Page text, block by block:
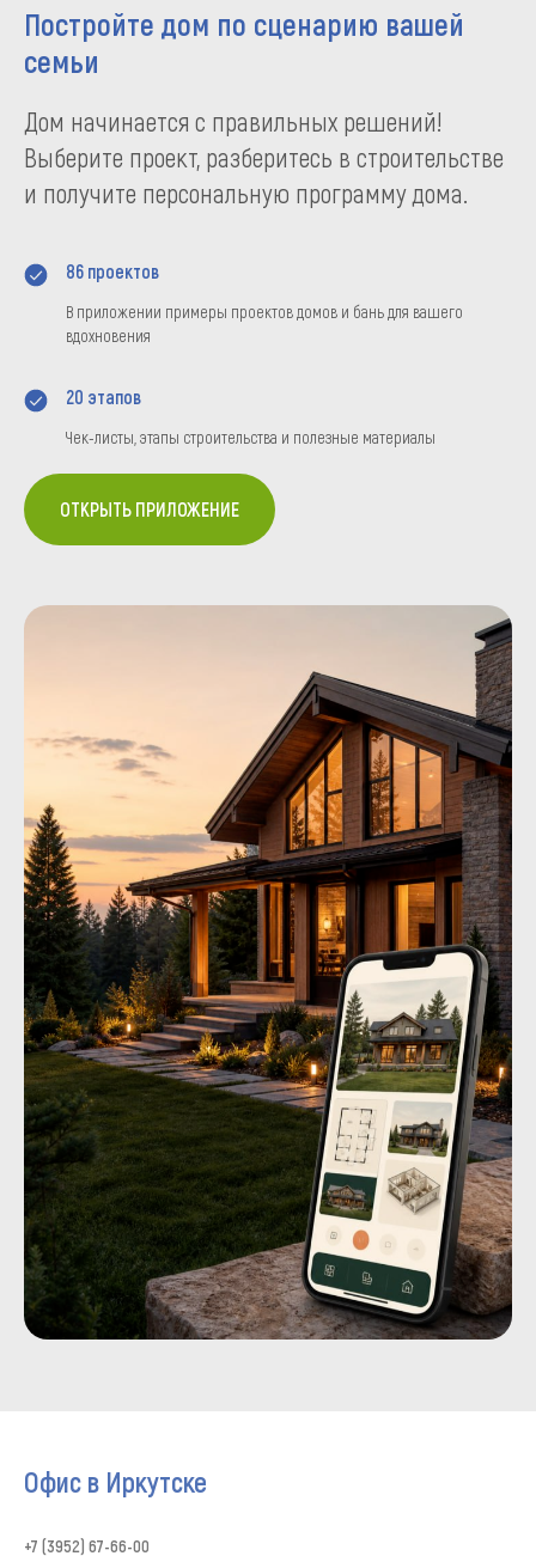
Постройте дом по сценарию вашей
семьи
Дом начинается с правильных решений!
Выберите проект, разберитесь в строительстве
и получите персональную программу дома.
86 проектов
В приложении примеры проектов домов и бань для вашего
вдохновения
20 этапов
Чек-листы, этапы строительства и полезные материалы
ОТКРЫТЬ ПРИЛОЖЕНИЕ
Офис в Иркутске
+7 (3952) 67-66-00